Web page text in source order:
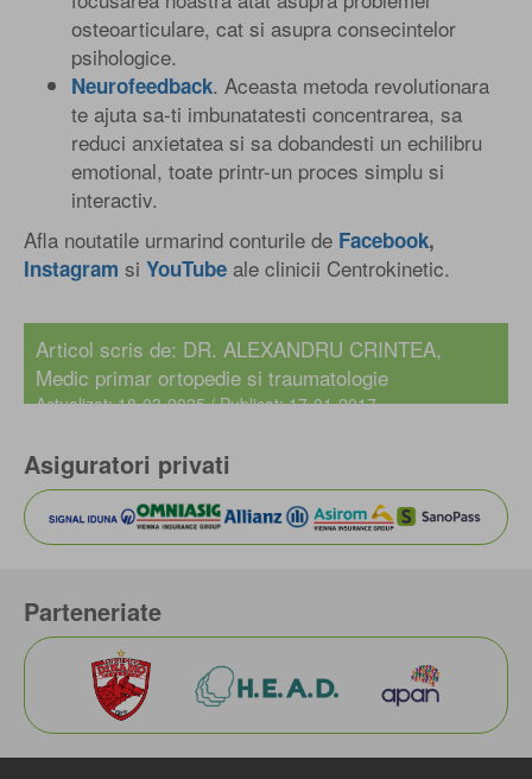
osteoarticulare, cat si asupra consecintelor
psihologice.
Neurofeedback. Aceasta metoda revolutionara
te ajuta sa-ti imbunatatesti concentrarea, sa
reduci anxietatea si sa dobandesti un echilibru
emotional, toate printr-un proces simplu si
interactiv.
Afla noutatile urmarind conturile de Facebook,
Instagram si YouTube ale clinicii Centrokinetic.
Articol scris de: DR. ALEXANDRU CRINTEA,
Medic primar ortopedie si traumatologie
Actualizat: 18-03-2025 / Publicat: 17-01-2017
Asiguratori privati
Parteneriate